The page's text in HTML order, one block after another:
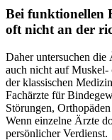
Bei funktionellen
oft nicht an der
Daher untersuchen die
auch nicht auf Muskel-
der klassischen
Fachärzte für
Störungen,
Wenn einzelne Ärzte
persönlicher Verdienst.